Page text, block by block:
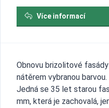
Více informací
Obnovu brizolitové
nátěrem vybranou
Jedná se 35 let starou
mm, která je zachovalá,